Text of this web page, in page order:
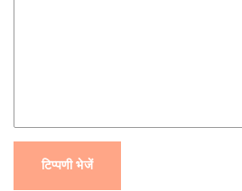
टिप्पणी भेजें